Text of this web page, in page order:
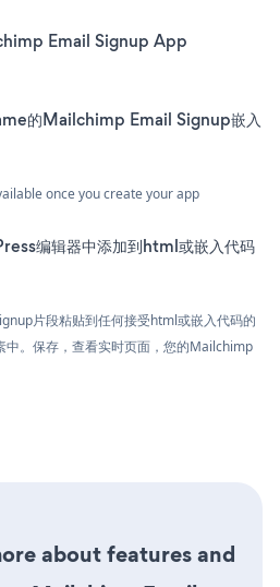
Email Signup App
的Mailchimp Email Signup嵌入
once you create your app
编辑器中添加到html或嵌入代码
片段粘贴到任何接受html或嵌入代码的
。保存，查看实时页面，您的Mailchimp
about features and